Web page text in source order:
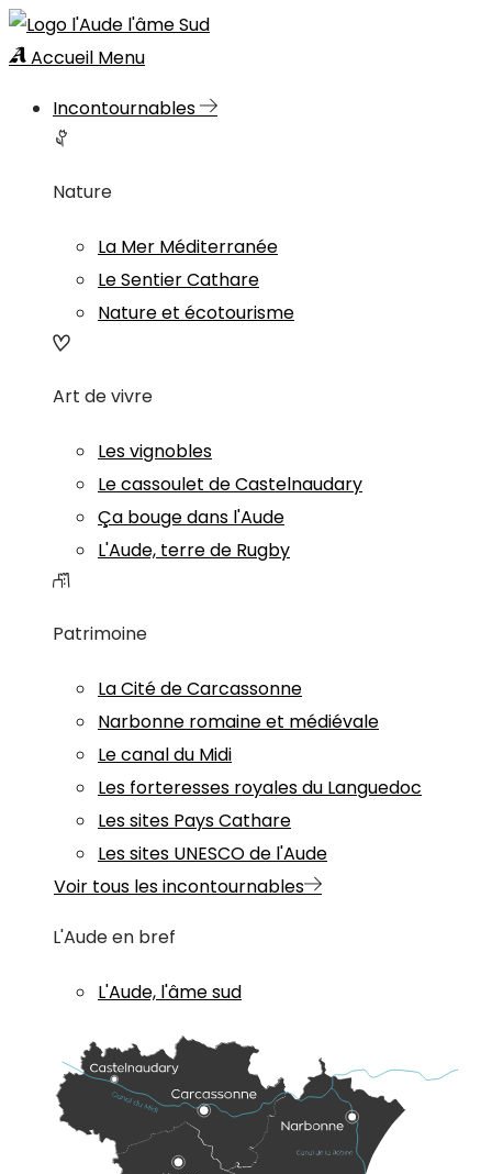
Accueil Menu
Incontournables
Nature
La Mer Méditerranée
Le Sentier Cathare
Nature et écotourisme
Art de vivre
Les vignobles
Le cassoulet de Castelnaudary
Ça bouge dans l'Aude
L'Aude, terre de Rugby
Patrimoine
La Cité de Carcassonne
Narbonne romaine et médiévale
Le canal du Midi
Les forteresses royales du Languedoc
Les sites Pays Cathare
Les sites UNESCO de l'Aude
Voir tous les incontournables
L'Aude en bref
L'Aude, l'âme sud